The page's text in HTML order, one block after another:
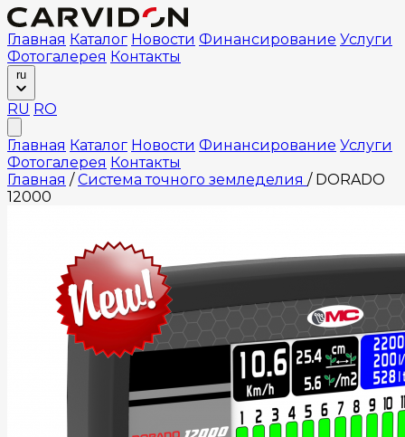
Главная Каталог Новости Финансирование Услуги
Фотогалерея Контакты
ru
RU RO
Главная Каталог Новости Финансирование Услуги
Фотогалерея Контакты
Главная / Система точного земледелия / DORADO
12000